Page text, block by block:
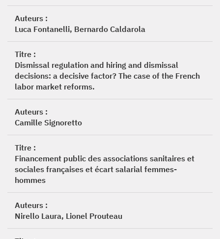
Auteurs :
Luca Fontanelli, Bernardo Caldarola
Titre :
Dismissal regulation and hiring and dismissal
decisions: a decisive factor? The case of the French
labor market reforms.
Auteurs :
Camille Signoretto
Titre :
Financement public des associations sanitaires et
sociales françaises et écart salarial femmes-
hommes
Auteurs :
Nirello Laura, Lionel Prouteau